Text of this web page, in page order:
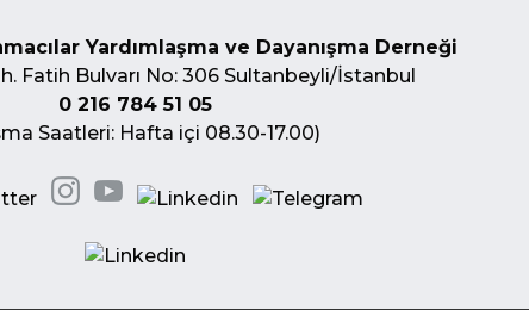
Yardımlaşma ve Dayanışma Derneği
Fatih Bulvarı No: 306 Sultanbeyli/İstanbul
0 216 784 51 05
Saatleri: Hafta içi 08.30-17.00)